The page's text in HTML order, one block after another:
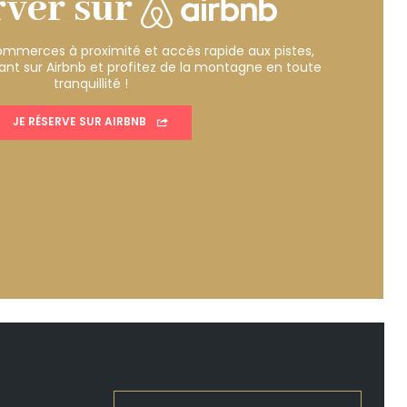
à proximité et accès rapide aux pistes,
sur Airbnb et profitez de la montagne en toute
tranquillité !
JE RÉSERVE SUR AIRBNB